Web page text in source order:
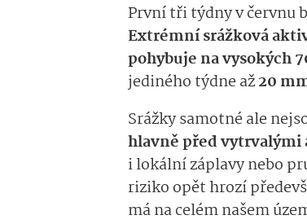
První tři týdny v červnu
Extrémní srážková
pohybuje na vysokých
jediného týdne až20
Srážky samotné ale
hlavně před
i lokální záplavy nebo
riziko opět hrozí
má na celém našem